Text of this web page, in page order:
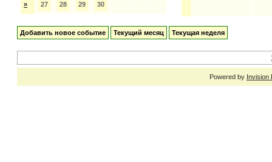
» 27 28 29 30
Добавить новое событие Текущий месяц Текущая неделя
Powered by Invision